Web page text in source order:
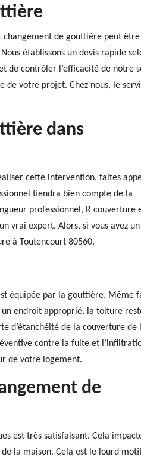
de gouttière peut
établissons un devis rapide
de contrôler l’efficacité de notre
votre projet. Chez nous, le
dans
cette intervention, faites
tiendra bien compte de la
professionnel, R couverture
vrai expert. Alors, si vous avez un
à Toutencourt 80560.
équipée par la gouttière. Même
un endroit approprié, la toiture
d’étanchéité de la couverture de
contre la fuite et
de votre logement.
de
est très satisfaisant. Cela
de la maison. Cela est le lourd